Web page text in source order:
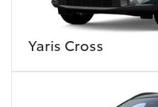
Yaris Cross